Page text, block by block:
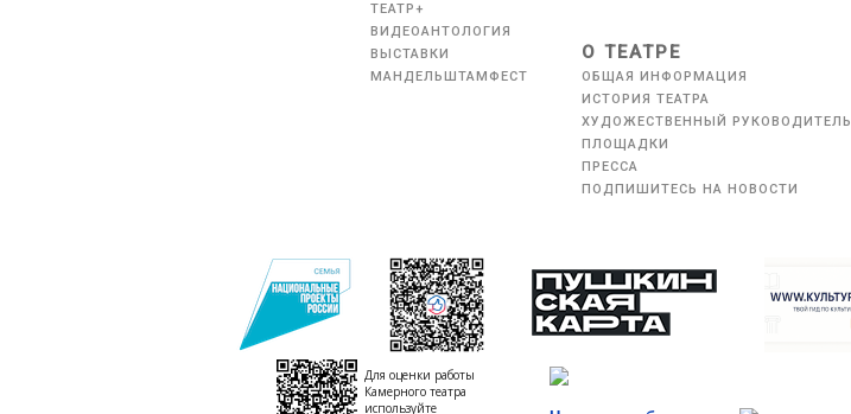
ТЕАТР+
ВИДЕОАНТОЛОГИЯ
ВЫСТАВКИ
МАНДЕЛЬШТАМФЕСТ
О ТЕАТРЕ
ОБЩАЯ ИНФОРМАЦИЯ
ИСТОРИЯ ТЕАТРА
ХУДОЖЕСТВЕННЫЙ РУКОВОДИТЕЛЬ
ПЛОЩАДКИ
ПРЕССА
ПОДПИШИТЕСЬ НА НОВОСТИ
Для оценки работы
Камерного театра
используйте